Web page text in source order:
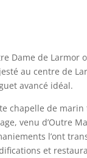
Dame de Larmor
au centre de
avancé idéal.
chapelle de
venu d’Outre
l’ont
et